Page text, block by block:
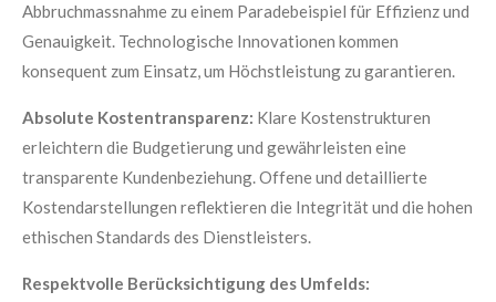
Abbruchmassnahme zu einem Paradebeispiel für Effizienz und
Genauigkeit. Technologische Innovationen kommen
konsequent zum Einsatz, um Höchstleistung zu garantieren.
Absolute Kostentransparenz: Klare Kostenstrukturen
erleichtern die Budgetierung und gewährleisten eine
transparente Kundenbeziehung. Offene und detaillierte
Kostendarstellungen reflektieren die Integrität und die hohen
ethischen Standards des Dienstleisters.
Respektvolle Berücksichtigung des Umfelds: